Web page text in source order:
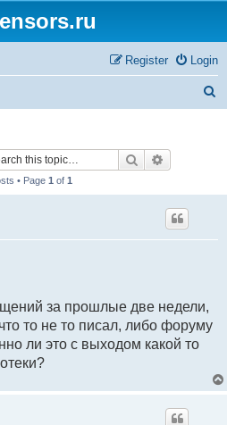
Login
Register
c
Search
• Page 1 of 1
за прошлые две недели,
то не то писал, либо форуму
ли это с выходом какой то